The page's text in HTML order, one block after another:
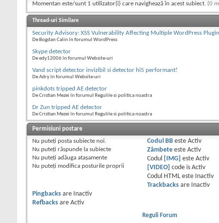
Momentan este/sunt 1 utilizator(i) care navighează în acest subiect. (0
Thread-uri Similare
Security Advisory: XSS Vulnerability Affecting Multiple WordPress
De Bogdan Calin în forumul WordPress
Skype detector
De edy12006 în forumul Website-uri
Vand script detector invizibil si detector hi5 performant!
De Adry în forumul Website-uri
pinkdots tripped AE detector
De Cristian Mezei în forumul Regulile si politica noastra
Dr Zun tripped AE detector
De Cristian Mezei în forumul Regulile si politica noastra
Permisiuni postare
Nu puteţi posta subiecte noi.
Nu puteţi răspunde la subiecte
Nu puteţi adăuga ataşamente
Nu puteţi modifica posturile proprii
Codul BBeste Activ
Zâmbeteeste Activ
Codul
[IMG] este Activ
[VIDEO]
code is Activ
Codul HTML este
Inactiv
Trackbacksare
Inactiv
Pingbacks are
Inactiv
Refbacks are Activ
Reguli Forum